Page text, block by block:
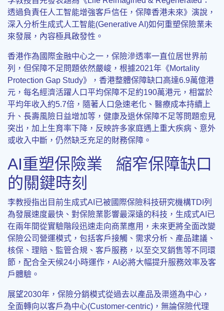
透過負責任人工智能增強客戶信任，保障香港未來》演說，
深入分析生成式人工智能(Generative AI)如何重塑保險業未
來發展，內容極具啟發性。
香港作為國際金融中心之一，保險滲透率一直位居世界前
列，但保障不足問題依然嚴峻，根據2021年《Mortality
Protection Gap Study》，香港整體保障缺口高達6.9萬億港
元，每名經濟活躍人口平均保障不足約190萬港元，相當於
平均年收入約5.7倍，隨著人口急速老化、醫療成本持續上
升、長壽風險日益增加等，健康及退休保障不足等問題愈見
突出，加上生育率下降，反映許多家庭遇上重大疾病、意外
或收入中斷，仍然缺乏充足的財務保障。
AI重塑保險業 縮窄保障缺口
的關鍵時刻
李教授指出目前生成式AI已被國際保險科技研究機構TDI列
為發展速度最快、對保險業影響最深遠的科技，生成式AI已
在兩年間從實驗階段迅速走向商業應用，未來更將全面改變
保險公司營運模式，包括客戶接觸、需求分析、產品建議、
核保、理賠、監管合規、客戶服務，以至交叉銷售等不同環
節，配合全天候24小時運作，AI必將大幅提升服務效率及客
戶體驗。
展望2030年，保險分銷模式從過去以產品及渠道為中心，
全面轉向以客戶為中心(Customer-centric)，無論保險代理